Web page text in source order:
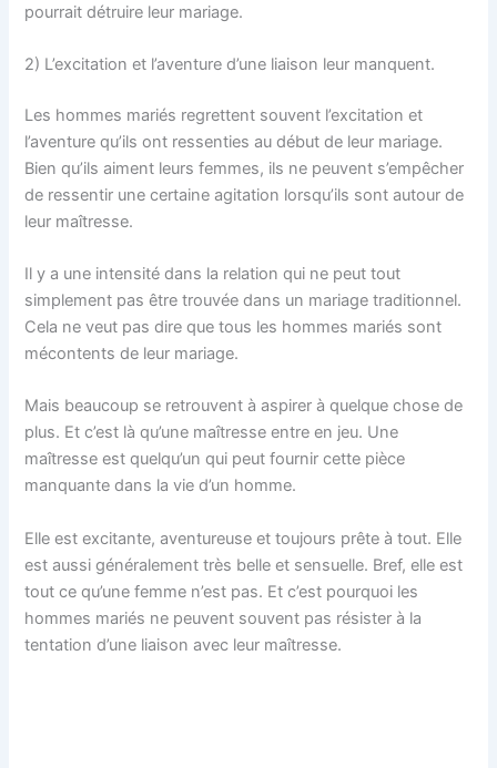
pourrait détruire leur mariage.
2) L’excitation et l’aventure d’une liaison leur manquent.
Les hommes mariés regrettent souvent l’excitation et
l’aventure qu’ils ont ressenties au début de leur mariage.
Bien qu’ils aiment leurs femmes, ils ne peuvent s’empêcher
de ressentir une certaine agitation lorsqu’ils sont autour de
leur maîtresse.
Il y a une intensité dans la relation qui ne peut tout
simplement pas être trouvée dans un mariage traditionnel.
Cela ne veut pas dire que tous les hommes mariés sont
mécontents de leur mariage.
Mais beaucoup se retrouvent à aspirer à quelque chose de
plus. Et c’est là qu’une maîtresse entre en jeu. Une
maîtresse est quelqu’un qui peut fournir cette pièce
manquante dans la vie d’un homme.
Elle est excitante, aventureuse et toujours prête à tout. Elle
est aussi généralement très belle et sensuelle. Bref, elle est
tout ce qu’une femme n’est pas. Et c’est pourquoi les
hommes mariés ne peuvent souvent pas résister à la
tentation d’une liaison avec leur maîtresse.